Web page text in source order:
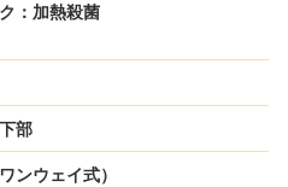
：加熱殺菌
部
ンウェイ式）